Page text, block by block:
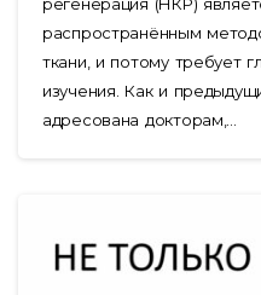
распространённым
ткани, и потому требует
изучения. Как и
адресована докторам,...